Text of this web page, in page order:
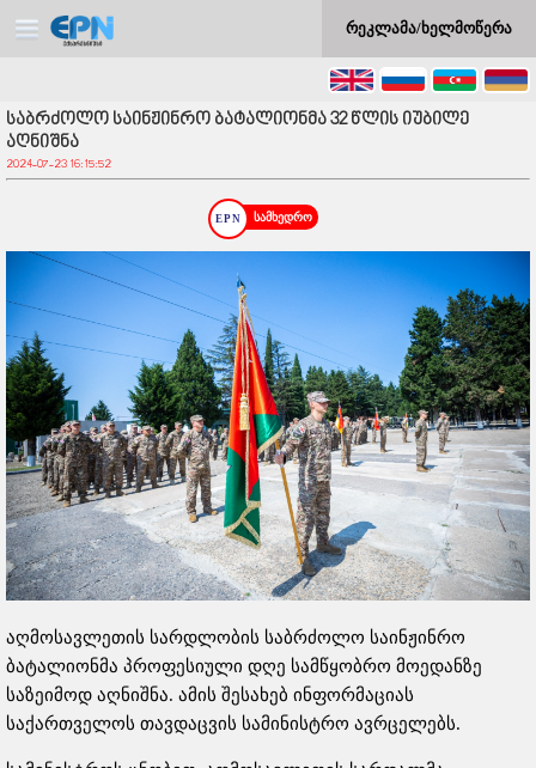
რეკლამა/ხელმოწერა
საბრძოლო საინჟინრო ბატალიონმა 32 წლის იუბილე
აღნიშნა
2024-07-23 16:15:52
სამხედრო
აღმოსავლეთის სარდლობის საბრძოლო საინჟინრო
ბატალიონმა პროფესიული დღე სამწყობრო მოედანზე
საზეიმოდ აღნიშნა. ამის შესახებ ინფორმაციას
საქართველოს თავდაცვის სამინისტრო ავრცელებს.